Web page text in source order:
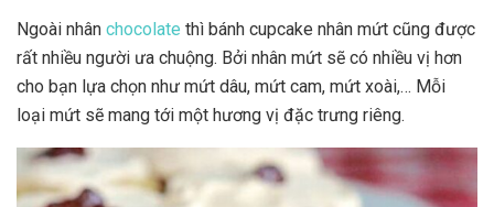
Ngoài nhân chocolate thì bánh cupcake nhân mứt cũng được
rất nhiều người ưa chuộng. Bởi nhân mứt sẽ có nhiều vị hơn
cho bạn lựa chọn như mứt dâu, mứt cam, mứt xoài,… Mỗi
loại mứt sẽ mang tới một hương vị đặc trưng riêng.